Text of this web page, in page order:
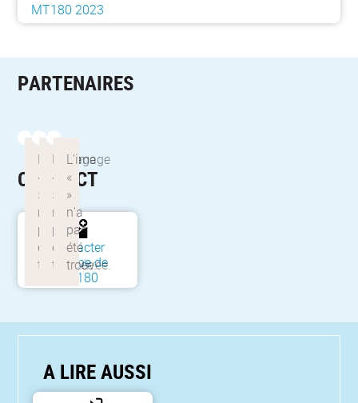
MT180 2023
PARTENAIRES
CONTACT
Contacter
l'équipe de
MT180
A LIRE AUSSI